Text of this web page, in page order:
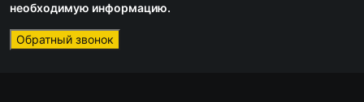
необходимую информацию.
Обратный звонок